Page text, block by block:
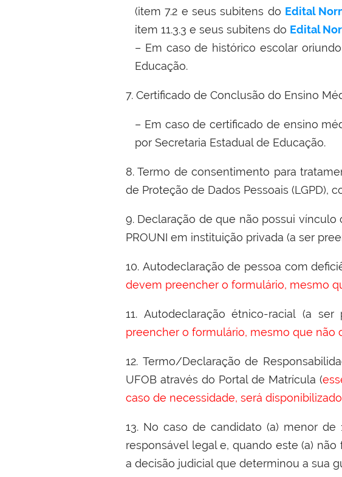
(item7.2 e seus subitens do Edital
item 11.3.3 e seus subitens do Edital
– Em caso de histórico escolar
Educação.
7. Certificado de Conclusão do Ensino
– Em caso de certificado de ensino
por Secretaria Estadual de Educação.
8. Termo de consentimento para
de Proteção de Dados Pessoais (LGPD),
9. Declaração de que não possui
PROUNI em instituição privada (a ser
10. Autodeclaração de pessoa com
devem preencher o formulário, mesmo
11. Autodeclaração étnico-racial(a ser
preencher o formulário, mesmo que não
12. Termo/Declaração de
UFOB através do Portal de Matrícula (
caso de necessidade, será
13. No caso de candidato (a) menor de
responsável legal e, quando este (a)
a decisão judicial que determinou a sua